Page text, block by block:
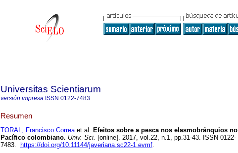
Universitas Scientiarum
versión impresa ISSN 0122-7483
Resumen
TORAL, Francisco Correaet al. Efeitos sobre a pesca nos elasmobrânquios no
Pacífico colombiano. Univ. Sci. [online]. 2017, vol.22, n.1, pp.31-43. ISSN 0122-
7483.
https://doi.org/10.11144/javeriana.sc22-1.evmf.